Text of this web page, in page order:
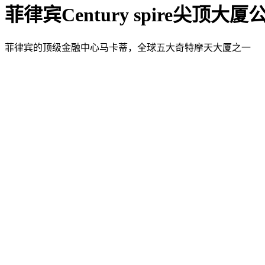
菲律宾Century spire尖顶大厦
菲律宾的顶级金融中心马卡蒂，全球五大奇特摩天大厦之一